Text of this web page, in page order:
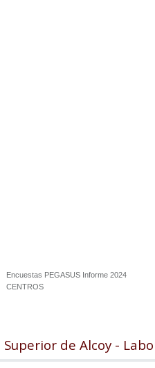
Encuestas PEGASUS Informe 2024
CENTROS
Superior de Alcoy -